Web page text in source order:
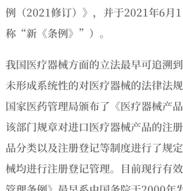
例（2021修订）》，并于2021年6月
称“新《条例》”）。
我国医疗器械方面的立法最早可追溯
未形成系统性的对医疗器械的法律法
国家医药管理局颁布了《医疗器械产品
该部门规章对进口医疗器械产品的注
品分类以及注册登记等制度进行了规
械均进行注册登记管理。目前现行有